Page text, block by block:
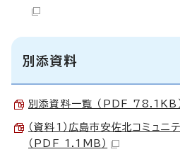
別添資料
別添資料一覧 （PDF 78.1KB
（資料1）広島市安佐北コミュニ
（PDF 1.1MB）